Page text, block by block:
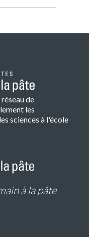
de
les
sciences à l'école
à la pâte